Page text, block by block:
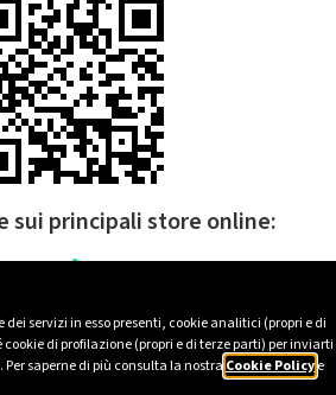
servizi in esso presenti, cookie analitici (propri e di
di profilazione (propri e di terze parti) per inviarti
saperne di più consulta la nostra Cookie Policye
sui principali store online: